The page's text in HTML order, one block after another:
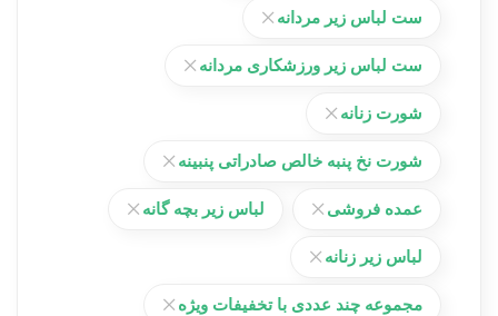
ست لباس زیر مردانه
ست لباس زیر ورزشکاری مردانه
شورت زنانه
شورت نخ پنبه خالص صادراتی پنبینه
عمده فروشی لباس زیر بچه گانه
لباس زیر زنانه
مجموعه چند عددی با تخفیفات ویژه